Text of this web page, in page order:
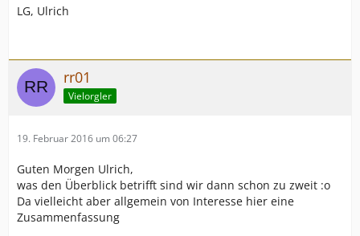
LG, Ulrich
rr01
Vielorgler
19. Februar 2016 um 06:27
Guten Morgen Ulrich,
was den Überblick betrifft sind wir dann schon zu zweit :o
Da vielleicht aber allgemein von Interesse hier eine
Zusammenfassung